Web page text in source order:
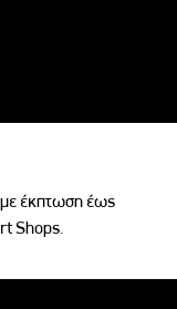
έκπτωση έως
Shops.